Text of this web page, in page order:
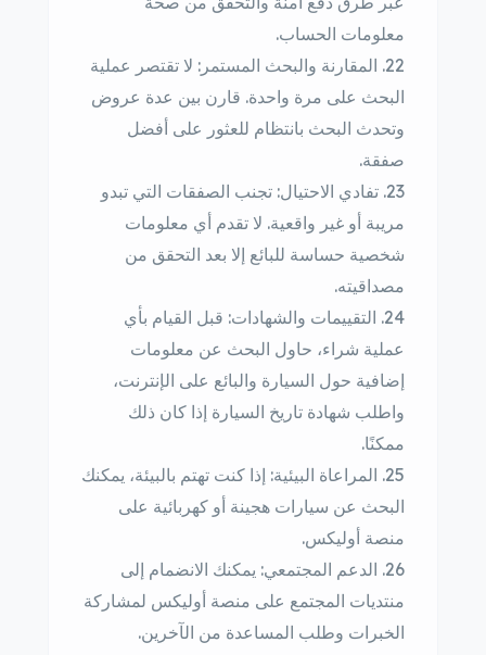
معلومات الحساب.
المقارنة والبحث المستمر: لا تقتصر عملية
البحث على مرة واحدة. قارن بين عدة عروض
وتحدث البحث بانتظام للعثور على أفضل
صفقة.
تفادي الاحتيال: تجنب الصفقات التي تبدو
مريبة أو غير واقعية. لا تقدم أي معلومات
شخصية حساسة للبائع إلا بعد التحقق من
مصداقيته.
التقييمات والشهادات: قبل القيام بأي
عملية شراء، حاول البحث عن معلومات
إضافية حول السيارة والبائع على الإنترنت،
واطلب شهادة تاريخ السيارة إذا كان ذلك
ممكنًا.
المراعاة البيئية: إذا كنت تهتم بالبيئة، يمكنك
البحث عن سيارات هجينة أو كهربائية على
منصة أوليكس.
الدعم المجتمعي: يمكنك الانضمام إلى
منتديات المجتمع على منصة أوليكس لمشاركة
الخبرات وطلب المساعدة من الآخرين.